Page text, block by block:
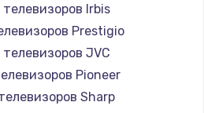
NFC
руб.
Irbis
Prestigio
JVC
Pioneer
Sharp